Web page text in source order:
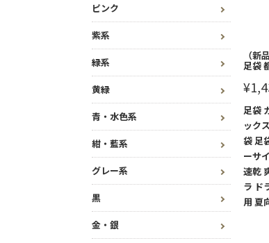
ピンク
紫系
緑系
黄緑
青・水色系
紺・藍系
グレー系
黒
金・銀
（新
足袋
¥
足袋
ック
袋 足
ーサ
速乾
ラ ド
用 夏